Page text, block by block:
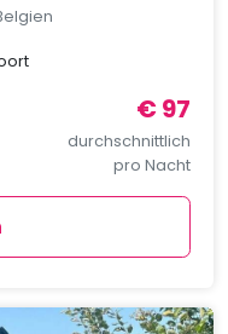
€ 97
durchschnittlich
pro Nacht